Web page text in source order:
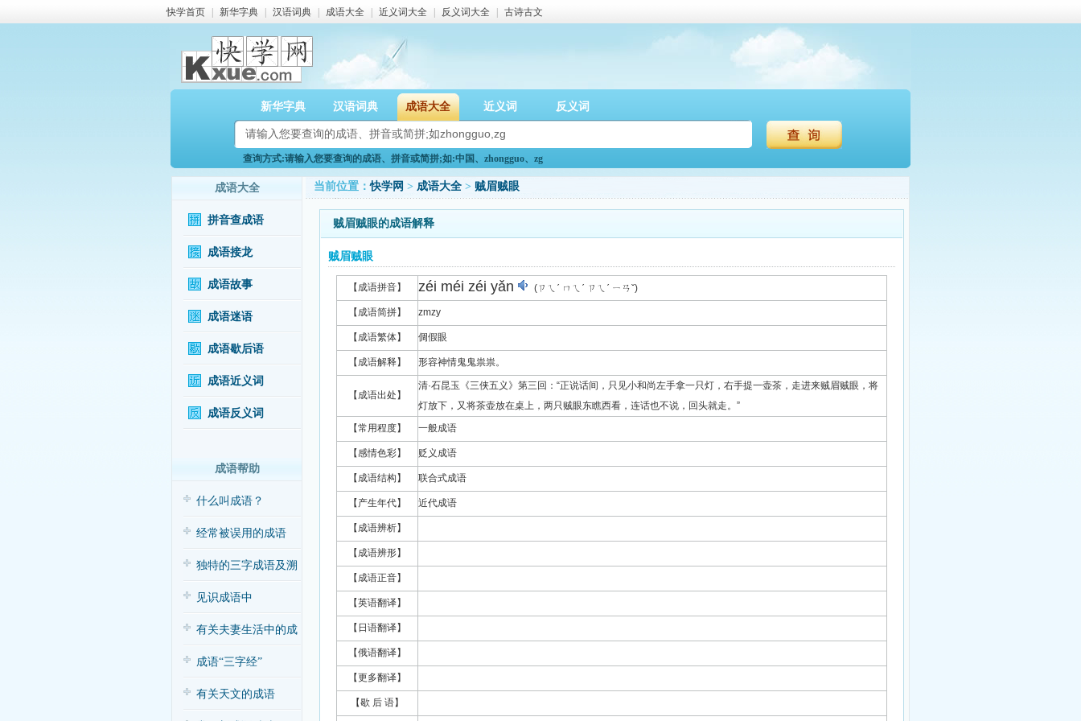
快学首页 新华字典 汉语词典 成语大全 近义词大全 反义词大全 古诗古文
新华字典 汉语词典 成语大全 近义词 反义词
查询方式:请输入您要查询的成语、拼音或简拼;如:中国、zhongguo、zg
成语大全
拼音查成语
成语接龙
成语故事
成语迷语
成语歇后语
成语近义词
成语反义词
成语帮助
什么叫成语？
经常被误用的成语
独特的三字成语及溯
源
见识成语中
的“三”与“五”
有关夫妻生活中的成
语应用（搞笑
成语“三字经”
有关天文的成语
当前位置：快学网 > 成语大全 > 贼眉贼眼
贼眉贼眼的成语解释
贼眉贼眼
【成语拼音】 zéi méi zéi yǎn (ㄗㄟˊ ㄇㄟˊ ㄗㄟˊ ㄧㄢˇ)
【成语简拼】 zmzy
【成语繁体】 倜假眼
【成语解释】 形容神情鬼鬼祟祟。
【成语出处】
清·石昆玉《三侠五义》第三回：“正说话间，只见小和尚左手拿一只灯，右手提一壶茶，走进来贼眉贼眼，将
灯放下，又将茶壶放在桌上，两只贼眼东瞧西看，连话也不说，回头就走。”
【常用程度】
一般成语
【感情色彩】 贬义成语
【成语结构】 联合式成语
【产生年代】 近代成语
【成语辨析】
【成语辨形】
【成语正音】
【英语翻译】
【日语翻译】
【俄语翻译】
【更多翻译】
【歇 后 语】